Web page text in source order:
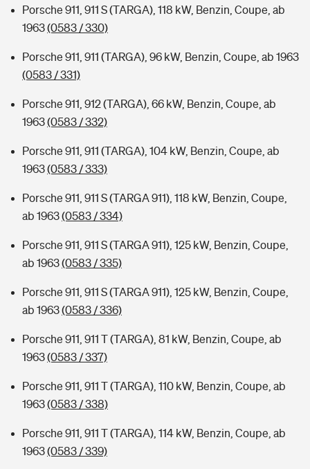
Porsche 911, 911 S (TARGA), 118 kW, Benzin, Coupe, ab
1963(0583 / 330)
Porsche 911, 911 (TARGA), 96 kW, Benzin, Coupe, ab 1963
(0583 / 331)
Porsche 911, 912 (TARGA), 66 kW, Benzin, Coupe, ab
1963(0583 / 332)
Porsche 911, 911 (TARGA), 104 kW, Benzin, Coupe, ab
1963(0583 / 333)
Porsche 911, 911 S (TARGA 911), 118 kW, Benzin, Coupe,
ab 1963(0583 / 334)
Porsche 911, 911 S (TARGA 911), 125 kW, Benzin, Coupe,
ab 1963(0583 / 335)
Porsche 911, 911 S (TARGA 911), 125 kW, Benzin, Coupe,
ab 1963(0583 / 336)
Porsche 911, 911 T (TARGA), 81 kW, Benzin, Coupe, ab
1963(0583 / 337)
Porsche 911, 911 T (TARGA), 110 kW, Benzin, Coupe, ab
1963(0583 / 338)
Porsche 911, 911 T (TARGA), 114 kW, Benzin, Coupe, ab
1963(0583 / 339)